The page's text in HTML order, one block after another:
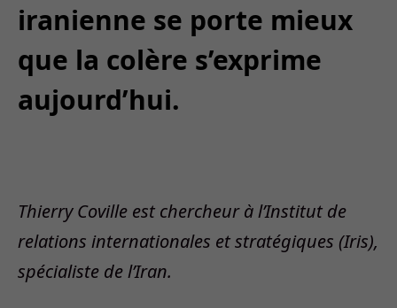
iranienne se porte mieux
que la colère s’exprime
aujourd’hui.
Thierry Coville est chercheur à l’Institut de
relations internationales et stratégiques (Iris),
spécialiste de l’Iran.